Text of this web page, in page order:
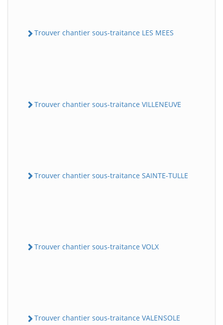
Trouver chantier sous-traitance LES MEES
Trouver chantier sous-traitance VILLENEUVE
Trouver chantier sous-traitance SAINTE-TULLE
Trouver chantier sous-traitance VOLX
Trouver chantier sous-traitance VALENSOLE